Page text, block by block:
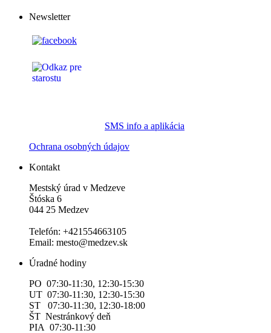
Newsletter
SMS info a aplikácia
Ochrana osobných údajov
Kontakt
Mestský úrad v Medzeve
Štóska 6
044 25 Medzev
Telefón: +421554663105
Email: mesto@medzev.sk
Úradné hodiny
PO 07:30-11:30, 12:30-15:30
UT 07:30-11:30, 12:30-15:30
ST 07:30-11:30, 12:30-18:00
ŠT Nestránkový deň
PIA 07:30-11:30